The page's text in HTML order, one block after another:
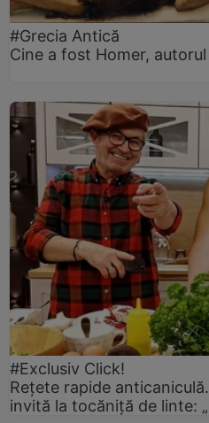
#Grecia Antică
Cine a fost Homer, autorul
#Exclusiv Click!
Rețete rapide
invită la tocăniță de linte: